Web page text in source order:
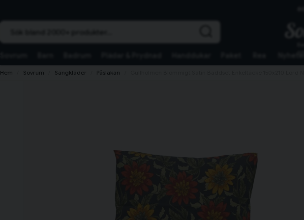
Hem Sovrum Sängkläder Påslakan